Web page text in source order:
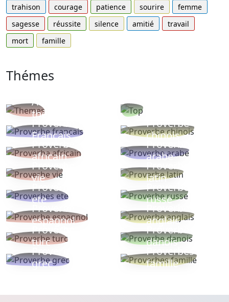
trahison
courage patience sourire
femme
sagesse
réussite silence amitié
travail
mort
famille
Thémes
Autres
thèmes
Proverbe
Français
Proverbe
chinois
Proverbe
africain
Proverbe
arabe
Proverbe
vie
Proverbe
latin
Proverbes
ete
Proverbe
russe
Proverbe
espagnol
Proverbe
anglais
Proverbe
turc
Proverbe
danois
Proverbe
grec
Proverbes
famille